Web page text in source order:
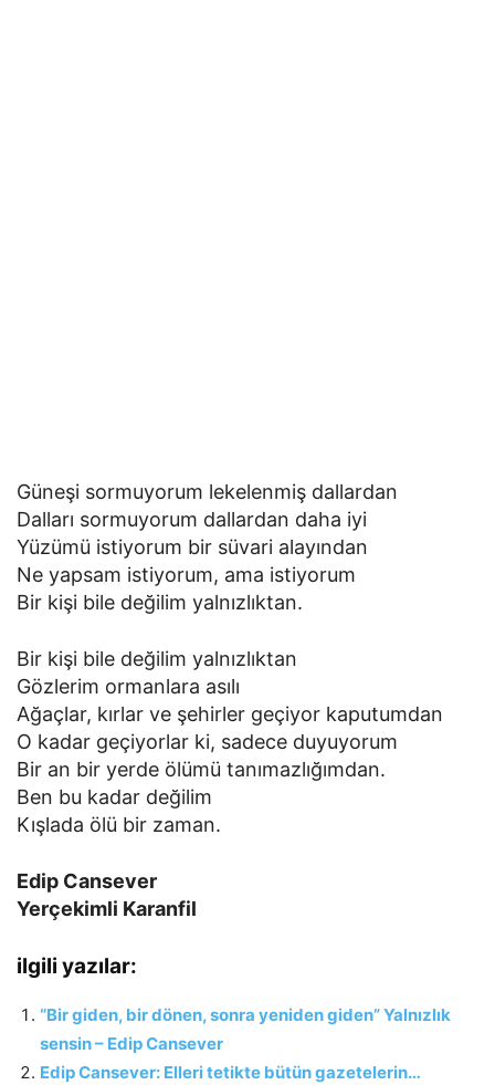
Güneşi sormuyorum lekelenmiş dallardan
Dalları sormuyorum dallardan daha iyi
Yüzümü istiyorum bir süvari alayından
Ne yapsam istiyorum, ama istiyorum
Bir kişi bile değilim yalnızlıktan.
Bir kişi bile değilim yalnızlıktan
Gözlerim ormanlara asılı
Ağaçlar, kırlar ve şehirler geçiyor kaputumdan
O kadar geçiyorlar ki, sadece duyuyorum
Bir an bir yerde ölümü tanımazlığımdan.
Ben bu kadar değilim
Kışlada ölü bir zaman.
Edip Cansever
Yerçekimli Karanfil
ilgili yazılar:
“Bir giden, bir dönen, sonra yeniden giden” Yalnızlık
sensin – Edip Cansever
Edip Cansever: Elleri tetikte bütün gazetelerin…